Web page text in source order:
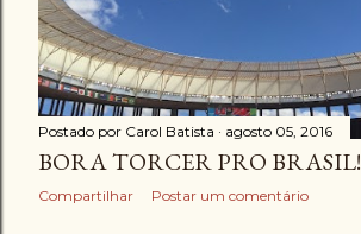
Postado por Carol Batista agosto 05, 2016
BORA TORCER PRO BRASIL!
Compartilhar Postar um comentário